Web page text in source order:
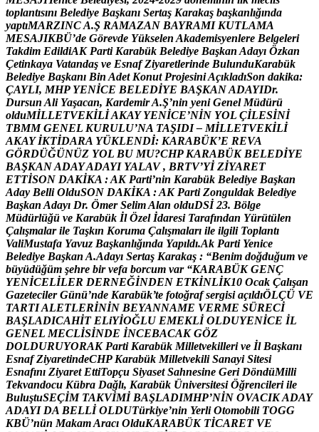
toplantısını Belediye Başkanı Sertaş Karakaş başkanlığında
yaptıMARZINCA.Ş RAMAZAN BAYRAMI KUTLAMA
MESAJIKBÜ’de Görevde Yükselen Akademisyenlere Belgeleri
Takdim EdildiAK Parti Karabük Belediye Başkan Adayı Özkan
Çetinkaya Vatandaş ve Esnaf Ziyaretlerinde BulunduKarabük
Belediye Başkanı Bin Adet Konut ProjesiniAçıkladıSon dakika:
ÇAYLI, MHP YENİCE BELEDİYE BAŞKANADAYIDr.
Dursun Ali Yaşacan, KardemirA.Ş’nin yeni Genel Müdürü
olduMİLLETVEKİLİAKAY YENİCE’NİN YOL ÇİLESİNİ
TBMM GENEL KURULU’NA TAŞIDI – MİLLETVEKİLİ
AKAY İKTİDARA YÜKLENDİ: KARABÜK’E REVA
GÖRDÜĞÜNÜZ YOL BU MU?CHP KARABÜK BELEDİYE
BAŞKANADAYADAYI YALAV , BRTV’Yİ ZİYARET
ETTİSON DAKİKA :AK Parti’nin Karabük Belediye Başkan
Aday Belli OlduSON DAKİKA :AK Parti Zonguldak Belediye
Başkan Adayı Dr. Ömer SelimAlan olduDSİ 23. Bölge
Müdürlüğü ve Karabük İl Özel İdaresi Tarafından Yürütülen
Çalışmalar ile Taşkın Koruma Çalışmaları ile ilgili Toplantı
ValiMustafa Yavuz Başkanlığında Yapıldı.Ak Parti Yenice
Belediye Başkan A.Adayı Sertaş Karakaş : “Benim doğduğum ve
büyüdüğüm şehre bir vefa borcum var “KARABÜK GENÇ
YENİCELİLER DERNEĞİNDEN ETKİNLİK10 Ocak Çalışan
Gazeteciler Günü’nde Karabük’te fotoğraf sergisi açıldıÖLÇÜ VE
TARTIALETLERİNİN BEYANNAME VERME SÜRECİ
BAŞLADICAHİT ELiYİOĞLU EMEKLİ OLDUYENİCE İL
GENEL MECLİSİNDE İNCEBACAK GÖZ
DOLDURUYORAK Parti Karabük Milletvekilleri ve İl Başkanı
Esnaf ZiyaretindeCHP Karabük Milletvekili Sanayi Sitesi
Esnafını Ziyaret EttiTopçu Siyaset Sahnesine Geri DöndüMilli
Tekvandocu Kübra Dağlı, Karabük Üniversitesi Öğrencileri ile
BuluştuSEÇİM TAKVİMİ BAŞLADIMHP’NİN OVACIKADAY
ADAYI DA BELLİ OLDUTürkiye’nin Yerli Otomobili TOGG
KBÜ’nün MakamAracı OlduKARABÜK TİCARET VE